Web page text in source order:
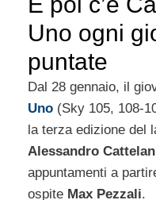
Uno ogni
puntate
Dal 28 gennaio, il
Uno (Sky 105, 108-
la terza edizione del
Alessandro Cattelan
appuntamenti a
ospite Max Pezzali.